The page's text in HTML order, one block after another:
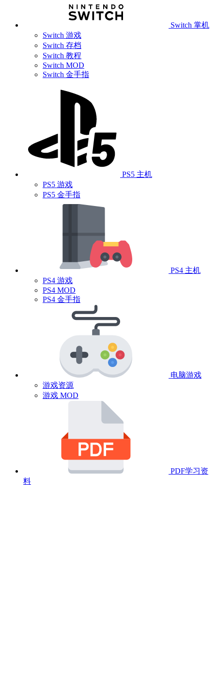
Switch 掌机
Switch 游戏
Switch 存档
Switch 教程
Switch MOD
Switch 金手指
PS5 主机
PS5 游戏
PS5 金手指
PS4 主机
PS4 游戏
PS4 MOD
PS4 金手指
电脑游戏
游戏资源
游戏 MOD
PDF学习资
料